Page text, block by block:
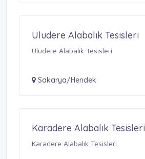
Uludere Alabalık Tesisleri
Uludere Alabalık Tesisleri
Sakarya/Hendek
Karadere Alabalık Tesisleri
Karadere Alabalık Tesisleri